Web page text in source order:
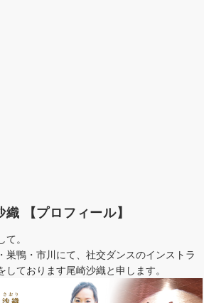
織 【プロフィール】
て。
巣鴨・市川にて、社交ダンスのインストラ
しております尾崎沙織と申します。